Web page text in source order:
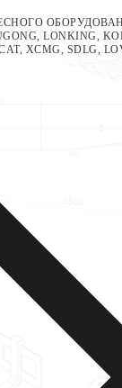
LONKING,
XCMG, SDLG,